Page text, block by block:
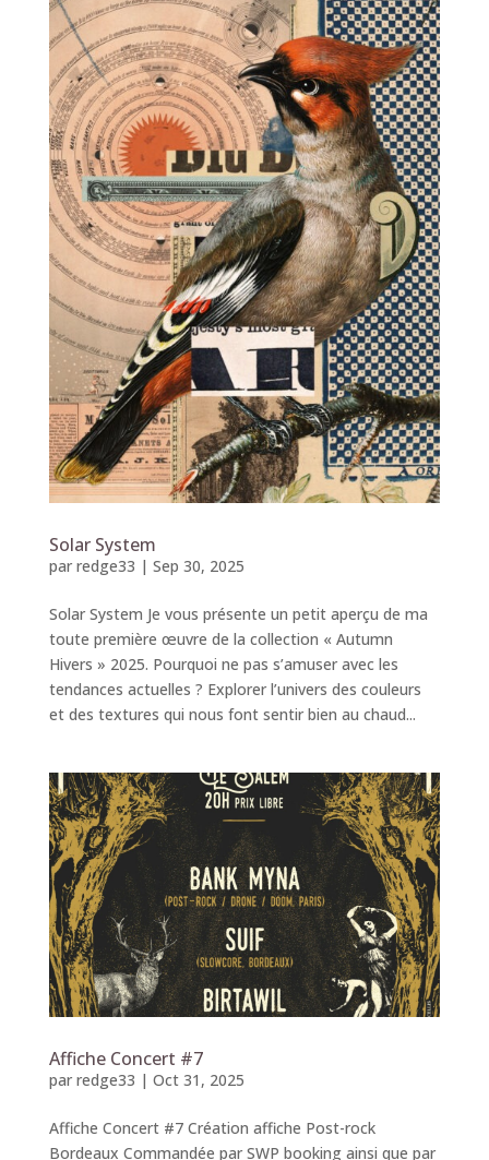
Solar System
par redge33 | Sep 30, 2025
Solar System Je vous présente un petit aperçu de ma
toute première œuvre de la collection « Autumn
Hivers » 2025. Pourquoi ne pas s’amuser avec les
tendances actuelles ? Explorer l’univers des couleurs
et des textures qui nous font sentir bien au chaud...
Affiche Concert #7
par redge33 | Oct 31, 2025
Affiche Concert #7 Création affiche Post-rock
Bordeaux Commandée par SWP booking ainsi que par